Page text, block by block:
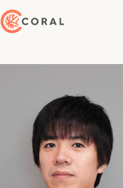
トップページへ戻る